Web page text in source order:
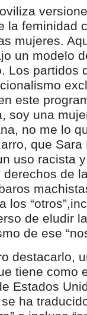
la feminidad
mujeres.
un modelo
Los partidos
este
soy una
no me lo
que Sara
uso racista
de
los
de eludir
de ese
destacarlo,
tiene como
Estados
ha